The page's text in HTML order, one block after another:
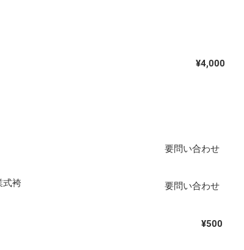
¥4,000
式袴
​要問い合わせ
​要問い合わせ
¥500